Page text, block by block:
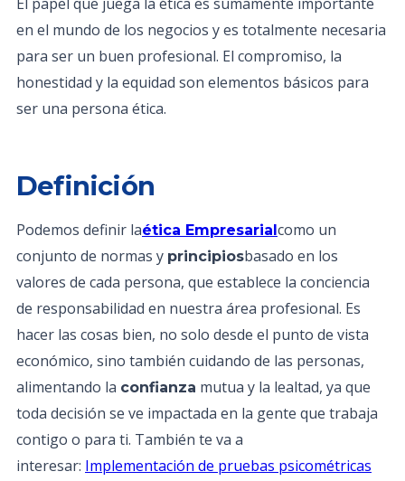
en el mundo de los negocios y es totalmente necesaria
para ser un buen profesional. El compromiso, la
honestidad y la equidad son elementos básicos para
ser una persona ética.
Definición
Podemos definir laética Empresarialcomo un
conjunto de normas y principiosbasado en los
valores de cada persona, que establece la conciencia
de responsabilidad en nuestra área profesional. Es
hacer las cosas bien, no solo desde el punto de vista
económico, sino también cuidando de las personas,
alimentando la confianza mutua y la lealtad, ya que
toda decisión se ve impactada en la gente que trabaja
contigo o para ti. También te va a
interesar: Implementación de pruebas psicométricas